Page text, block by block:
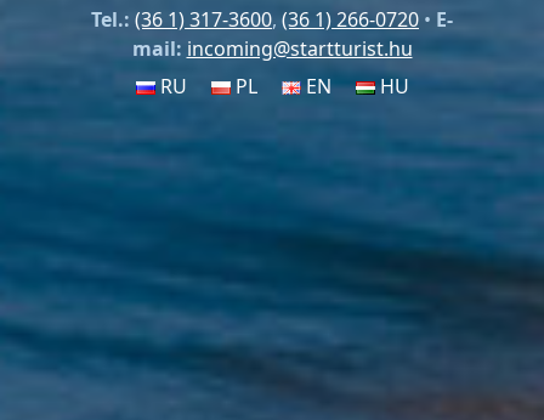
Tel.: (36 1) 317-3600, (36 1) 266-0720 • E-
mail: incoming@startturist.hu
RU
PL EN HU